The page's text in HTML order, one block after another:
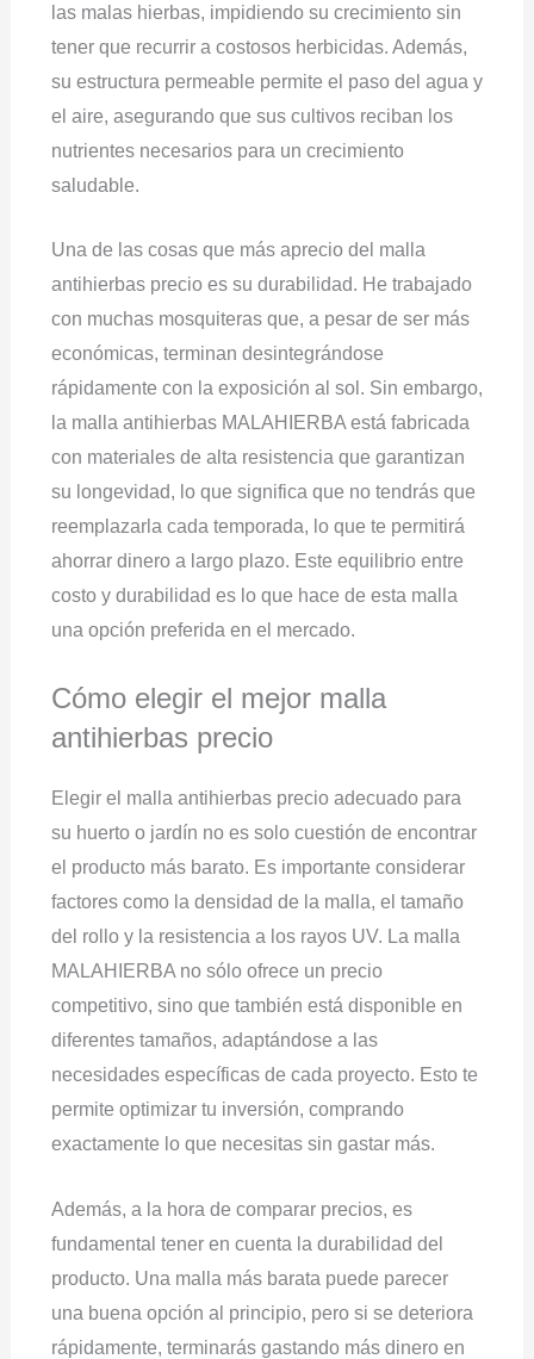
las malas hierbas, impidiendo su crecimiento sin
tener que recurrir a costosos herbicidas. Además,
su estructura permeable permite el paso del agua y
el aire, asegurando que sus cultivos reciban los
nutrientes necesarios para un crecimiento
saludable.
Una de las cosas que más aprecio del malla
antihierbas precio es su durabilidad. He trabajado
con muchas mosquiteras que, a pesar de ser más
económicas, terminan desintegrándose
rápidamente con la exposición al sol. Sin embargo,
la malla antihierbas MALAHIERBA está fabricada
con materiales de alta resistencia que garantizan
su longevidad, lo que significa que no tendrás que
reemplazarla cada temporada, lo que te permitirá
ahorrar dinero a largo plazo. Este equilibrio entre
costo y durabilidad es lo que hace de esta malla
una opción preferida en el mercado.
Cómo elegir el mejor malla
antihierbas precio
Elegir el malla antihierbas precio adecuado para
su huerto o jardín no es solo cuestión de encontrar
el producto más barato. Es importante considerar
factores como la densidad de la malla, el tamaño
del rollo y la resistencia a los rayos UV. La malla
MALAHIERBA no sólo ofrece un precio
competitivo, sino que también está disponible en
diferentes tamaños, adaptándose a las
necesidades específicas de cada proyecto. Esto te
permite optimizar tu inversión, comprando
exactamente lo que necesitas sin gastar más.
Además, a la hora de comparar precios, es
fundamental tener en cuenta la durabilidad del
producto. Una malla más barata puede parecer
una buena opción al principio, pero si se deteriora
rápidamente, terminarás gastando más dinero en